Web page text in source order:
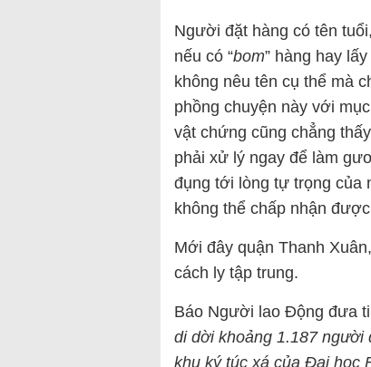
Người đặt hàng có tên
nếu có “bom” hàng hay
không nêu tên cụ thể mà
phồng chuyện này với
vật chứng cũng chẳng
phải xử lý ngay để làm
đụng tới lòng tự trọng của
không thể chấp nhận
Mới đây quận Thanh
cách ly tập trung.
Báo Người lao Động đưa
di dời khoảng 1.187 người
khu ký túc xá của Đại học